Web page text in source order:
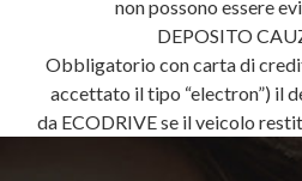
non possono essere
DEPOSITO
Obbligatorio con carta di
accettato il tipo “electron”) il
da ECODRIVE se il veicolo